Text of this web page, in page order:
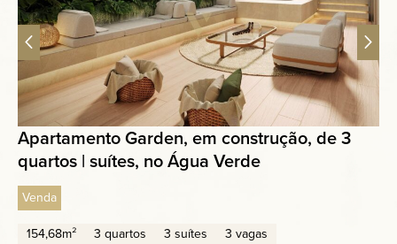
Apartamento Garden, em construção, de 3
quartos | suítes, no Água Verde
Venda
154,68m²
3 quartos 3 suítes 3 vagas